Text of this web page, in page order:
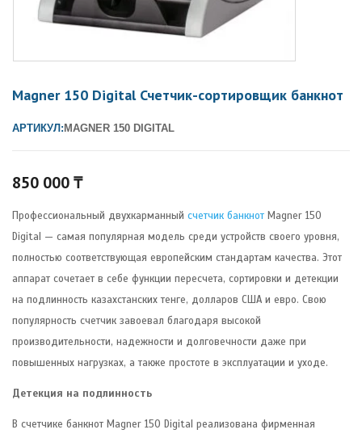
Magner 150 Digital Счетчик-сортировщик банкнот
АРТИКУЛ: MAGNER 150 DIGITAL
850 000₸
Профессиональный двухкарманный счетчик банкнот Magner 150
Digital — самая популярная модель среди устройств своего уровня,
полностью соответствующая европейским стандартам качества. Этот
аппарат сочетает в себе функции пересчета, сортировки и детекции
на подлинность казахстанских тенге, долларов США и евро. Свою
популярность счетчик завоевал благодаря высокой
производительности, надежности и долговечности даже при
повышенных нагрузках, а также простоте в эксплуатации и уходе.
Детекция на подлинность
В счетчике банкнот Magner 150 Digital реализована фирменная